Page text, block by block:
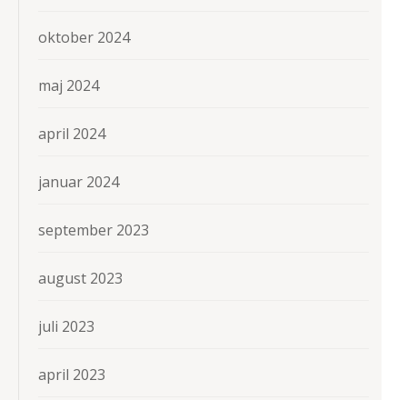
oktober 2024
maj 2024
april 2024
januar 2024
september 2023
august 2023
juli 2023
april 2023